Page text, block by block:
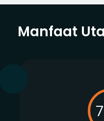
Manfaat